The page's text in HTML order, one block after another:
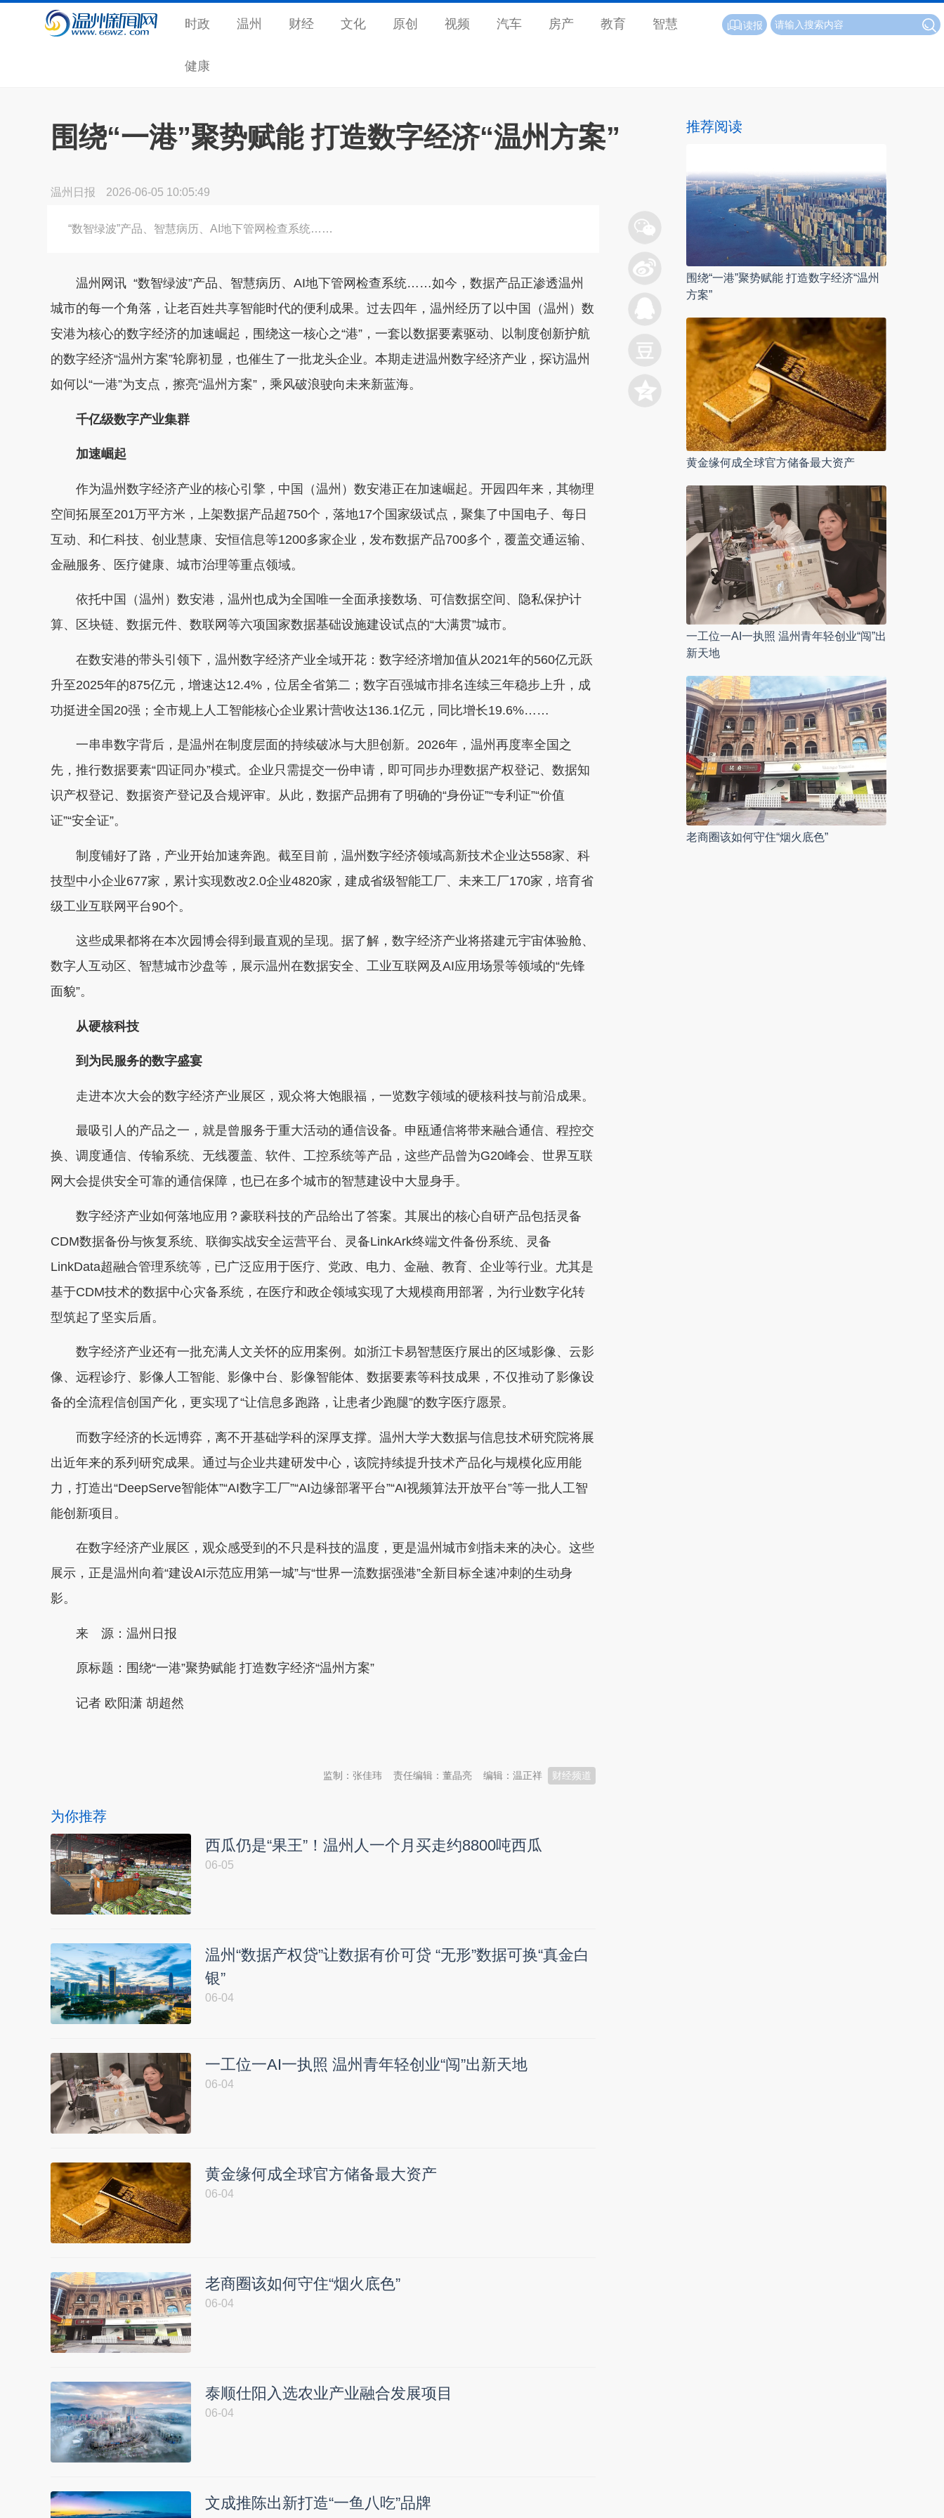
时政 温州 财经 文化 原创 视频 汽车 房产 教育 智慧
健康
读报
围绕“一港”聚势赋能 打造数字经济“温州方案”
温州日报 2026-06-05 10:05:49
“数智绿波”产品、智慧病历、AI地下管网检查系统……
温州网讯 “数智绿波”产品、智慧病历、AI地下管网检查系统……如今，数据产品正渗透温州
城市的每一个角落，让老百姓共享智能时代的便利成果。过去四年，温州经历了以中国（温州）数
安港为核心的数字经济的加速崛起，围绕这一核心之“港”，一套以数据要素驱动、以制度创新护航
的数字经济“温州方案”轮廓初显，也催生了一批龙头企业。本期走进温州数字经济产业，探访温州
如何以“一港”为支点，擦亮“温州方案”，乘风破浪驶向未来新蓝海。
千亿级数字产业集群
加速崛起
作为温州数字经济产业的核心引擎，中国（温州）数安港正在加速崛起。开园四年来，其物理
空间拓展至201万平方米，上架数据产品超750个，落地17个国家级试点，聚集了中国电子、每日
互动、和仁科技、创业慧康、安恒信息等1200多家企业，发布数据产品700多个，覆盖交通运输、
金融服务、医疗健康、城市治理等重点领域。
依托中国（温州）数安港，温州也成为全国唯一全面承接数场、可信数据空间、隐私保护计
算、区块链、数据元件、数联网等六项国家数据基础设施建设试点的“大满贯”城市。
在数安港的带头引领下，温州数字经济产业全域开花：数字经济增加值从2021年的560亿元跃
升至2025年的875亿元，增速达12.4%，位居全省第二；数字百强城市排名连续三年稳步上升，成
功挺进全国20强；全市规上人工智能核心企业累计营收达136.1亿元，同比增长19.6%……
一串串数字背后，是温州在制度层面的持续破冰与大胆创新。2026年，温州再度率全国之
先，推行数据要素“四证同办”模式。企业只需提交一份申请，即可同步办理数据产权登记、数据知
识产权登记、数据资产登记及合规评审。从此，数据产品拥有了明确的“身份证”“专利证”“价值
证”“安全证”。
制度铺好了路，产业开始加速奔跑。截至目前，温州数字经济领域高新技术企业达558家、科
技型中小企业677家，累计实现数改2.0企业4820家，建成省级智能工厂、未来工厂170家，培育省
级工业互联网平台90个。
这些成果都将在本次园博会得到最直观的呈现。据了解，数字经济产业将搭建元宇宙体验舱、
数字人互动区、智慧城市沙盘等，展示温州在数据安全、工业互联网及AI应用场景等领域的“先锋
面貌”。
从硬核科技
到为民服务的数字盛宴
走进本次大会的数字经济产业展区，观众将大饱眼福，一览数字领域的硬核科技与前沿成果。
最吸引人的产品之一，就是曾服务于重大活动的通信设备。申瓯通信将带来融合通信、程控交
换、调度通信、传输系统、无线覆盖、软件、工控系统等产品，这些产品曾为G20峰会、世界互联
网大会提供安全可靠的通信保障，也已在多个城市的智慧建设中大显身手。
数字经济产业如何落地应用？豪联科技的产品给出了答案。其展出的核心自研产品包括灵备
CDM数据备份与恢复系统、联御实战安全运营平台、灵备LinkArk终端文件备份系统、灵备
LinkData超融合管理系统等，已广泛应用于医疗、党政、电力、金融、教育、企业等行业。尤其是
基于CDM技术的数据中心灾备系统，在医疗和政企领域实现了大规模商用部署，为行业数字化转
型筑起了坚实后盾。
数字经济产业还有一批充满人文关怀的应用案例。如浙江卡易智慧医疗展出的区域影像、云影
像、远程诊疗、影像人工智能、影像中台、影像智能体、数据要素等科技成果，不仅推动了影像设
备的全流程信创国产化，更实现了“让信息多跑路，让患者少跑腿”的数字医疗愿景。
而数字经济的长远博弈，离不开基础学科的深厚支撑。温州大学大数据与信息技术研究院将展
出近年来的系列研究成果。通过与企业共建研发中心，该院持续提升技术产品化与规模化应用能
力，打造出“DeepServe智能体”“AI数字工厂”“AI边缘部署平台”“AI视频算法开放平台”等一批人工智
能创新项目。
在数字经济产业展区，观众感受到的不只是科技的温度，更是温州城市剑指未来的决心。这些
展示，正是温州向着“建设AI示范应用第一城”与“世界一流数据强港”全新目标全速冲刺的生动身
影。
来 源：温州日报
原标题： 围绕“一港”聚势赋能 打造数字经济“温州方案”
记者 欧阳潇 胡超然
财经频道
编辑：温正祥
责任编辑：董晶亮
监制：张佳玮
为你推荐
西瓜仍是“果王”！温州人一个月买走约8800吨西瓜
06-05
温州“数据产权贷”让数据有价可贷 “无形”数据可换“真金白
银”
06-04
一工位一AI一执照 温州青年轻创业“闯”出新天地
06-04
黄金缘何成全球官方储备最大资产
06-04
老商圈该如何守住“烟火底色”
06-04
泰顺仕阳入选农业产业融合发展项目
06-04
文成推陈出新打造“一鱼八吃”品牌
推荐阅读
围绕“一港”聚势赋能 打造数字经济“温州
方案”
黄金缘何成全球官方储备最大资产
一工位一AI一执照 温州青年轻创业“闯”出
新天地
老商圈该如何守住“烟火底色”